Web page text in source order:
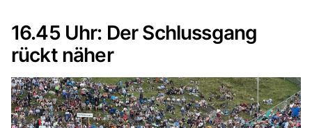
16.45 Uhr: Der Schlussgang
rückt näher